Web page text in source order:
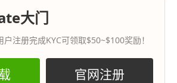
大门
户注册完成KYC可领取$50~$100奖励！
官网注册